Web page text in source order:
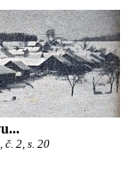
č. 2, s. 20